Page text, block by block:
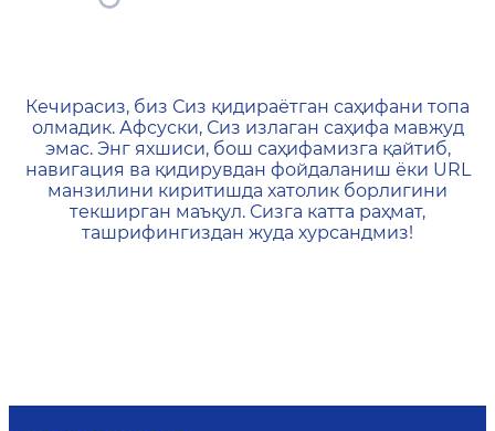
404 — Страница не
Кечирасиз, биз Сиз қидираётган саҳифани топа
олмадик. Афсуски, Сиз излаган саҳифа мавжуд
эмас. Энг яхшиси, бош саҳифамизга қайтиб,
навигация ва қидирувдан фойдаланиш ёки URL
манзилини киритишда хатолик борлигини
текширган маъқул. Сизга катта раҳмат,
ташрифингиздан жуда хурсандмиз!